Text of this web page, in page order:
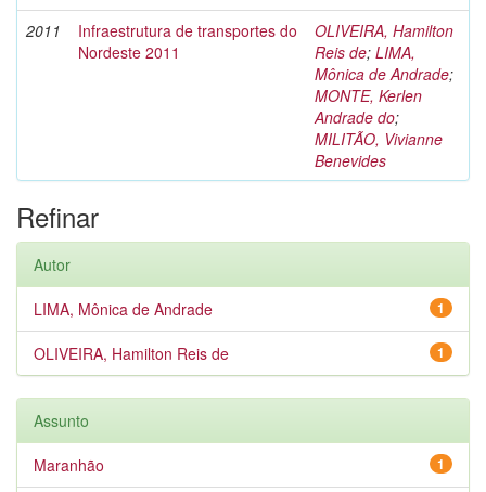
2011
Infraestrutura de transportes do
Nordeste 2011
OLIVEIRA, Hamilton
Reis de; LIMA,
Mônica de Andrade;
MONTE, Kerlen
Andrade do;
MILITÃO, Vivianne
Benevides
Refinar
Autor
1
LIMA, Mônica de Andrade
1
OLIVEIRA, Hamilton Reis de
Assunto
1
Maranhão